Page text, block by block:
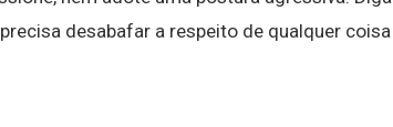
desabafar a respeito de qualquer coisa